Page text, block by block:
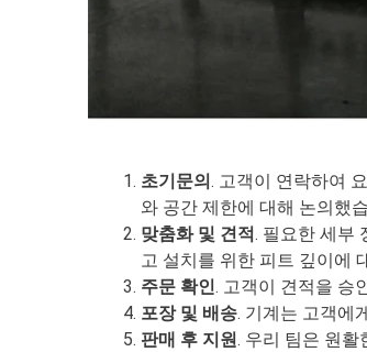
초기문의 . 고객이 연락하여
와 공간 제한에 대해 논의했
맞춤화 및 견적. 필요한 세부
고 설치를 위한 피트 깊이에
주문 확인. 고객이 견적을 승
포장 및 배송. 기계는 고객에
판매 후 지원. 우리 팀은 원활